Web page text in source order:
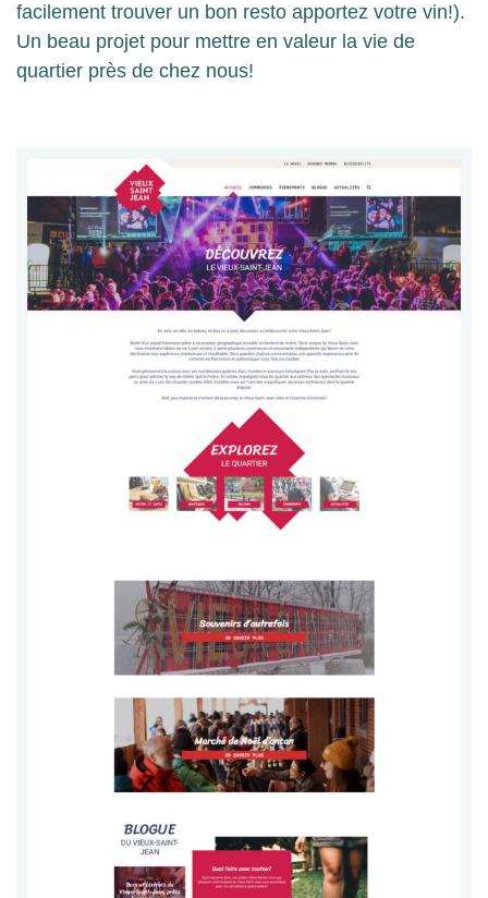
facilement trouver un bon resto apportez votre vin!).
Un beau projet pour mettre en valeur la vie de
quartier près de chez nous!